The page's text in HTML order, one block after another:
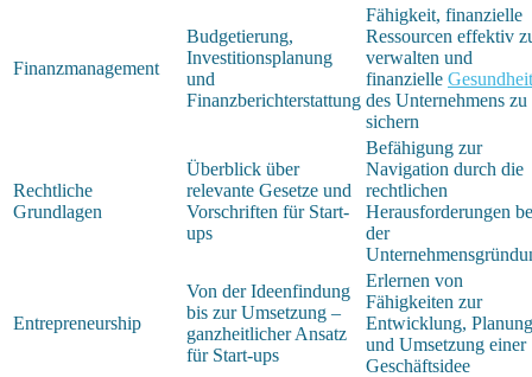
Finanzmanagement
Budgetierung,
Investitionsplanung
und
Finanzberichterstattung
Fähigkeit, finanzielle
Ressourcen effektiv
verwalten und
finanzielle Gesundheit
des Unternehmens zu
sichern
Rechtliche
Grundlagen
Überblick über
relevante Gesetze und
Vorschriften für Start-
ups
Befähigung zur
Navigation durch die
rechtlichen
Herausforderungen
der
Entrepreneurship
Von der Ideenfindung
bis zur Umsetzung –
ganzheitlicher Ansatz
für Start-ups
Erlernen von
Fähigkeiten zur
Entwicklung, Planung
und Umsetzung einer
Geschäftsidee